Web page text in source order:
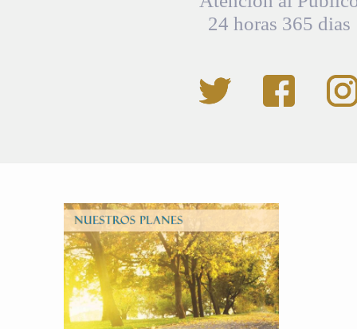
24 horas 365 dias